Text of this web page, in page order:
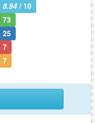
64
8.94 / 10
73
25
7
7